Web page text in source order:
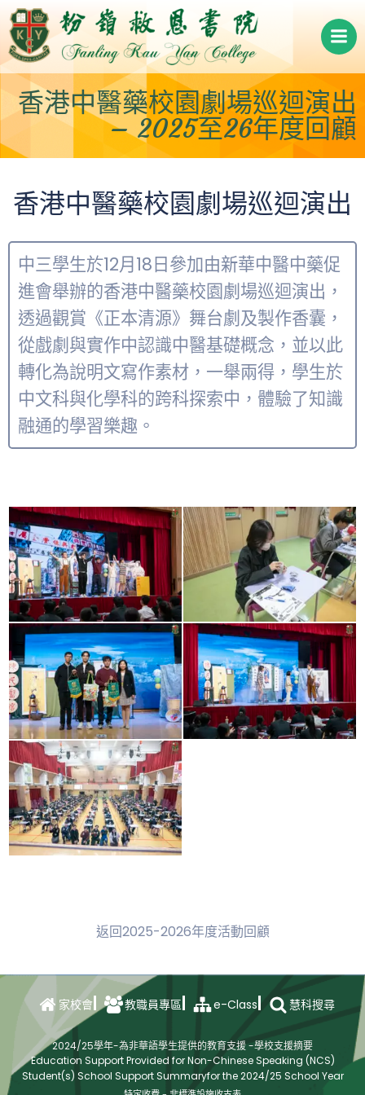
Skip
to
content
香港中醫藥校園劇場巡迴演出
– 2025至26年度回顧
香港中醫藥校園劇場巡迴演出
中三學生於12月18日參加由新華中醫中藥促
進會舉辦的香港中醫藥校園劇場巡迴演出，
透過觀賞《正本清源》舞台劇及製作香囊，
從戲劇與實作中認識中醫基礎概念，並以此
轉化為說明文寫作素材，一舉兩得，學生於
中文科與化學科的跨科探索中，體驗了知識
融通的學習樂趣。
返回2025-2026年度活動回顧
家校會 教職員專區 e-Class 慧科搜尋
2024/25學年-為非華語學生提供的教育支援 -學校支援摘要
Education Support Provided for Non-Chinese Speaking (NCS)
Student(s) School Support Summaryfor the 2024/25 School Year